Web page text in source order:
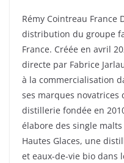
Rémy Cointreau
distribution du groupe
France. Créée en avril
directe par Fabrice
à la commercialisation
ses marques novatrices
distillerie fondée en
élabore des single
Hautes Glaces, une
et eaux-de-vie bio dans